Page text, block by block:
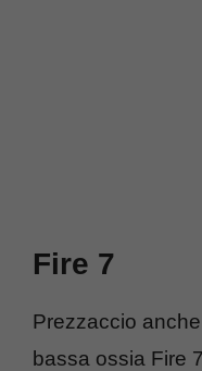
Fire 7
Prezzaccio
bassa ossia Fire